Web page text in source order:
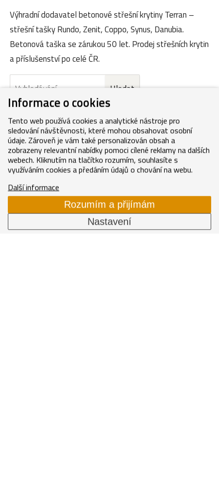
Výhradní dodavatel betonové střešní krytiny Terran –
střešní tašky Rundo, Zenit, Coppo, Synus, Danubia.
Betonová taška se zárukou 50 let. Prodej střešních krytin
a příslušenství po celé ČR.
Zjistit více
Nacenění zdarma
Informace o cookies
Tento web používá cookies a analytické nástroje pro
sledování návštěvnosti, které mohou obsahovat osobní
údaje. Zároveň je vám také personalizován obsah a
zobrazeny relevantní nabídky pomoci cílené reklamy na dalších
webech. Kliknutím na tlačítko rozumím, souhlasíte s
využíváním cookies a předáním údajů o chování na webu.
Další informace
Rozumím a přijímám
Nastavení